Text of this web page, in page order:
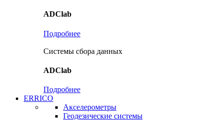
ADClab
Подробнее
Системы сбора данных
ADClab
Подробнее
ERRICO
Акселерометры
Геодезические системы